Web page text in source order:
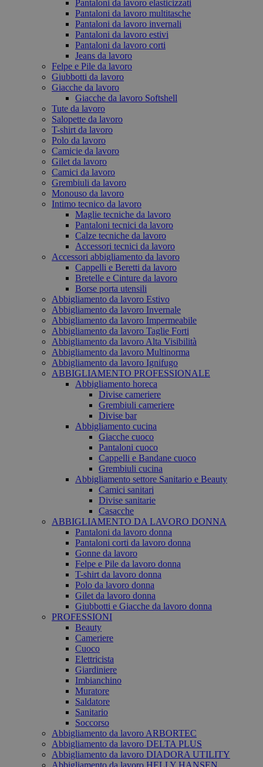
Pantaloni da lavoro elasticizzati
Pantaloni da lavoro multitasche
Pantaloni da lavoro invernali
Pantaloni da lavoro estivi
Pantaloni da lavoro corti
Jeans da lavoro
Felpe e Pile da lavoro
Giubbotti da lavoro
Giacche da lavoro
Giacche da lavoro Softshell
Tute da lavoro
Salopette da lavoro
T-shirt da lavoro
Polo da lavoro
Camicie da lavoro
Gilet da lavoro
Camici da lavoro
Grembiuli da lavoro
Monouso da lavoro
Intimo tecnico da lavoro
Maglie tecniche da lavoro
Pantaloni tecnici da lavoro
Calze tecniche da lavoro
Accessori tecnici da lavoro
Accessori abbigliamento da lavoro
Cappelli e Beretti da lavoro
Bretelle e Cinture da lavoro
Borse porta utensili
Abbigliamento da lavoro Estivo
Abbigliamento da lavoro Invernale
Abbigliamento da lavoro Impermeabile
Abbigliamento da lavoro Taglie Forti
Abbigliamento da lavoro Alta Visibilità
Abbigliamento da lavoro Multinorma
Abbigliamento da lavoro Ignifugo
ABBIGLIAMENTO PROFESSIONALE
Abbigliamento horeca
Divise cameriere
Grembiuli cameriere
Divise bar
Abbigliamento cucina
Giacche cuoco
Pantaloni cuoco
Cappelli e Bandane cuoco
Grembiuli cucina
Abbigliamento settore Sanitario e Beauty
Camici sanitari
Divise sanitarie
Casacche
ABBIGLIAMENTO DA LAVORO DONNA
Pantaloni da lavoro donna
Pantaloni corti da lavoro donna
Gonne da lavoro
Felpe e Pile da lavoro donna
T-shirt da lavoro donna
Polo da lavoro donna
Gilet da lavoro donna
Giubbotti e Giacche da lavoro donna
PROFESSIONI
Beauty
Cameriere
Cuoco
Elettricista
Giardiniere
Imbianchino
Muratore
Saldatore
Sanitario
Soccorso
Abbigliamento da lavoro ARBORTEC
Abbigliamento da lavoro DELTA PLUS
Abbigliamento da lavoro DIADORA UTILITY